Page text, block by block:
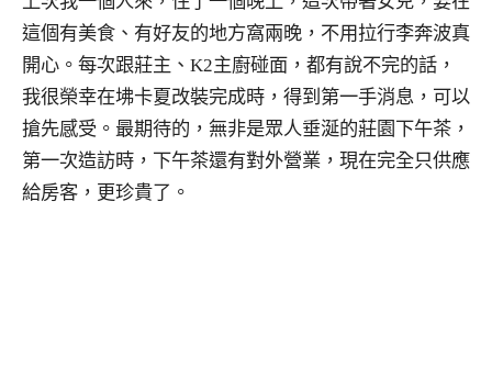
這個有美食、有好友的地方窩兩晚，不用拉行李奔波真
開心。每次跟莊主、K2主廚碰面，都有說不完的話，
我很榮幸在坲卡夏改裝完成時，得到第一手消息，可以
搶先感受。最期待的，無非是眾人垂涎的莊園下午茶，
第一次造訪時，下午茶還有對外營業，現在完全只供應
給房客，更珍貴了。